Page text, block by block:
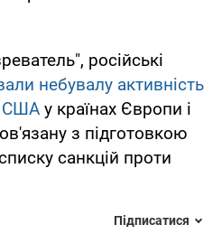
російські
небувалу активність
США у країнах Європи і
з підготовкою
санкцій проти
Підписатися